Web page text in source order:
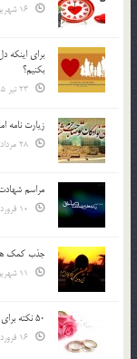
براي اينكه
بكنيم؟
زیارت نامه
مراسم
جذب کمک
50 نکته برای ازدواج موفق